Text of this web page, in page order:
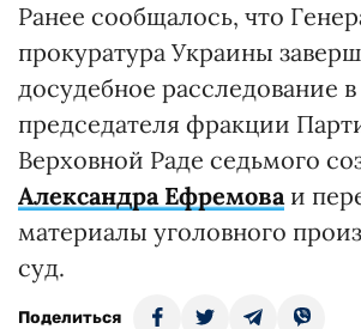
Ранее сообщалось, что
прокуратура Украины
досудебное расследование
председателя фракции
Верховной Раде седьмого
Александра Ефремоваи
материалы уголовного
суд.
Поделиться